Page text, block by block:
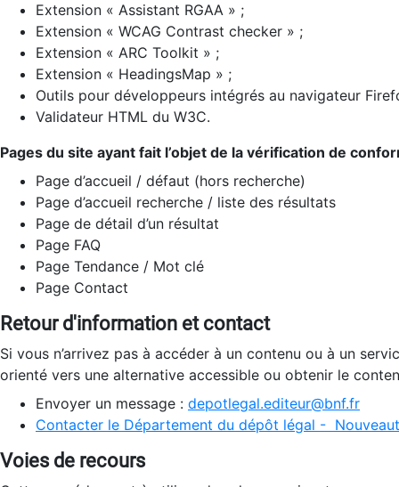
Extension « Assistant RGAA » ;
Extension « WCAG Contrast checker » ;
Extension « ARC Toolkit » ;
Extension « HeadingsMap » ;
Outils pour développeurs intégrés au navigateur
Validateur HTML du W3C.
Pages du site ayant fait l’objet de la vérification de
Page d’accueil / défaut (hors recherche)
Page d’accueil recherche / liste des résultats
Page de détail d’un résultat
Page FAQ
Page Tendance / Mot clé
Page Contact
Retour d'information et contact
Si vous n’arrivez pas à accéder à un contenu ou à un
orienté vers une alternative accessible ou obtenir le
Envoyer un message : depotlegal.editeur@bnf.fr
Contacter le Département du dépôt légal -
Voies de recours